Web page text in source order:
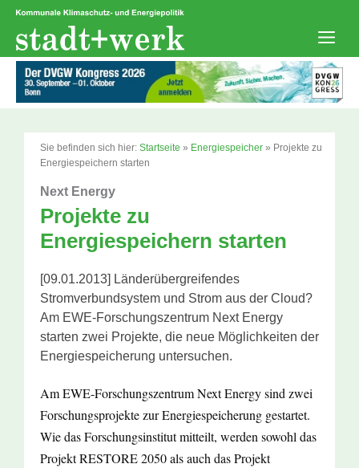
Zum
springen
Sie befinden sich hier: Startseite » Energiespeicher » Projekte zu
Energiespeichern starten
Next Energy
Projekte zu
Energiespeichern starten
[09.01.2013] Länderübergreifendes
Stromverbundsystem und Strom aus der Cloud?
Am EWE-Forschungszentrum Next Energy
starten zwei Projekte, die neue Möglichkeiten der
Energiespeicherung untersuchen.
Am EWE-Forschungszentrum Next Energy sind zwei
Forschungsprojekte zur Energiespeicherung gestartet.
Wie das Forschungsinstitut mitteilt, werden sowohl das
Projekt RESTORE 2050 als auch das Projekt